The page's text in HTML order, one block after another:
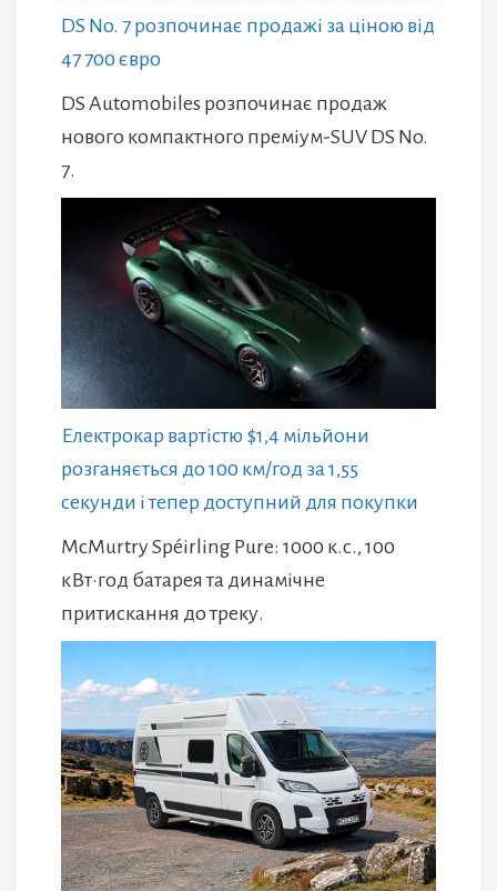
DS No. 7 розпочинає продажі за ціною від
47 700 євро
DS Automobiles розпочинає продаж
нового компактного преміум-SUV DS No.
7.
Електрокар вартістю $1,4 мільйони
розганяється до 100 км/год за 1,55
секунди і тепер доступний для покупки
McMurtry Spéirling Pure: 1000 к.с., 100
кВт·год батарея та динамічне
притискання до треку.